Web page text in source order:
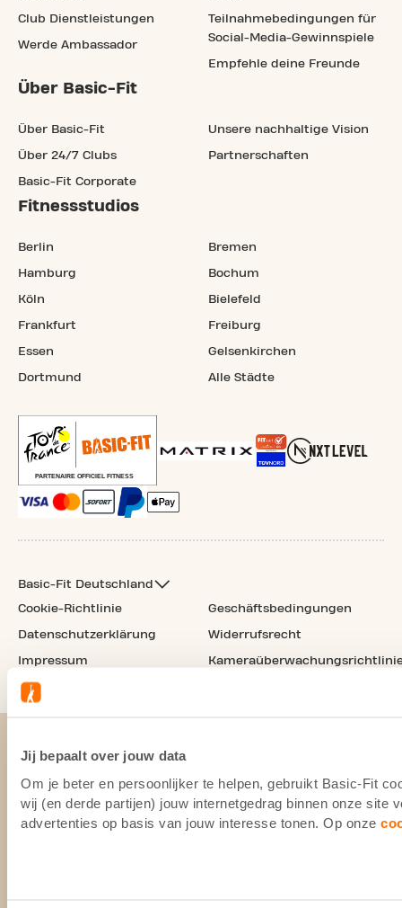
Jij bepaalt over jouw data
Om je beter en persoonlijker te helpen, gebruikt Basic-Fit
wij (en derde partijen) jouw internetgedrag binnen onze site
advertenties op basis van jouw interesse tonen. Op onze
Club Dienstleistungen
Werde Ambassador
Teilnahmebedingungen für
Social-Media-Gewinnspiele
Empfehle deine Freunde
Über Basic-Fit
Über Basic-Fit
Über 24/7 Clubs
Basic-Fit Corporate
Unsere nachhaltige Vision
Partnerschaften
Fitnessstudios
Berlin
Hamburg
Köln
Frankfurt
Essen
Dortmund
Bremen
Bochum
Bielefeld
Freiburg
Gelsenkirchen
Alle Städte
Basic-Fit Deutschland
Cookie-Richtlinie
Datenschutzerklärung
Impressum
Geschäftsbedingungen
Widerrufsrecht